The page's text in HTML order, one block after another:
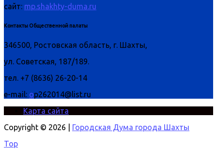
сайт: mp.shakhty-duma.ru
Контакты Общественной палаты
346500, Ростовская область, г. Шахты,
ул. Советская, 187/189.
тел. +7 (8636) 26-20-14
e-mail: op262014@list.ru
Карта сайта
Copyright © 2026 |
Городская Дума города Шахты
Top